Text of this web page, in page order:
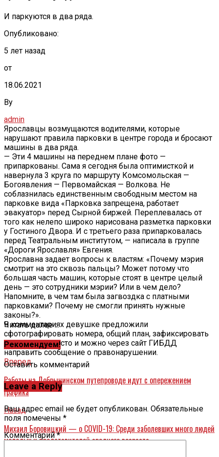
И паркуются в два ряда.
Опубликовано:
5 лет назад
от
18.06.2021
By
admin
Ярославцы возмущаются водителями, которые
нарушают правила парковки в центре города и бросают
машины в два ряда.
— Эти 4 машины на переднем плане фото —
припаркованы. Сама я сегодня была оптимисткой и
навернула 3 круга по маршруту Комсомольская —
Богоявления — Первомайская — Волкова. Не
соблазнилась единственным свободным местом на
парковке вида «Парковка запрещена, работает
эвакуатор» перед Сырной биржей. Переплевалась от
того как нелепо широко нарисована разметка парковки
у Гостиного Двора. И с третьего раза припарковалась
перед Театральным институтом, — написала в группе
«Дороги Ярославля» Евгения.
Ярославна задает вопросы к властям: «Почему мэрия
смотрит на это сквозь пальцы? Может потому что
большая часть машин, которые стоят в центре целый
день — это сотрудники мэрии? Или в чем дело?
Напомните, в чем там была загвоздка с платными
парковками? Почему не смогли принять нужные
законы?».
В комментариях девушке предложили
сфотографировать номера, общий план, зафиксировать
дату, время, место и можно через сайт ГИБДД
направить сообщение о правонарушении.
Вперед
Работы на Добрынинском путепроводе идут с опережением
графика
Назад
Михаил Боровицкий — о COVID-19: Среди заболевших много людей
молодых и представителей среднего возраста
Читать далее ...
Рекомендуем!
Оставить комментарий
Leave a Reply
Ваш адрес email не будет опубликован. Обязательные
поля помечены *
Комментарий*